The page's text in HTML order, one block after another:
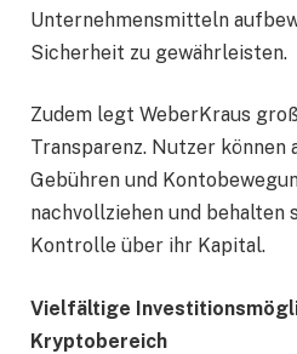
Unternehmensmitteln
Sicherheit zu gewährleisten.
Zudem legt WeberKraus
Transparenz. Nutzer können
Gebühren und
nachvollziehen und behalten
Kontrolle über ihr Kapital.
Vielfältige
Kryptobereich